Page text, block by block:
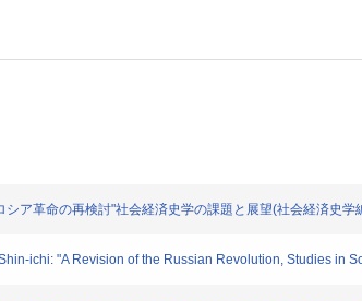
シア革命の再検討"社会経済史学の課題と展望(社会経済史
ichi: "A Revision of the Russian Revolution, Studies in